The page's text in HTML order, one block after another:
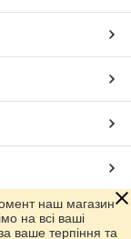
наш магазин
на всі ваші
ваше терпіння та